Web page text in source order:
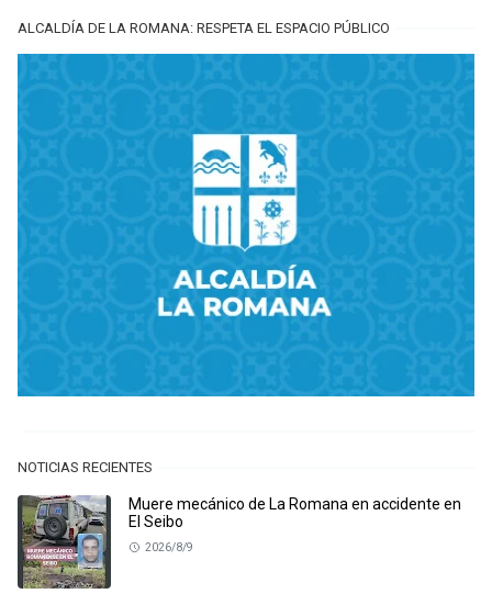
ALCALDÍA DE LA ROMANA: RESPETA EL ESPACIO PÚBLICO
NOTICIAS RECIENTES
Muere mecánico de La Romana en accidente en
El Seibo
2026/8/9